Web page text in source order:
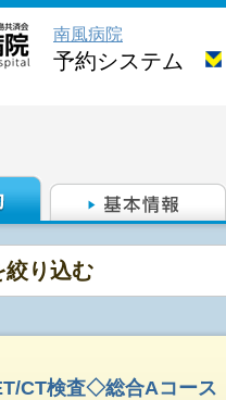
南風病院
予約システム
絞り込む
CT検査◇総合Aコース